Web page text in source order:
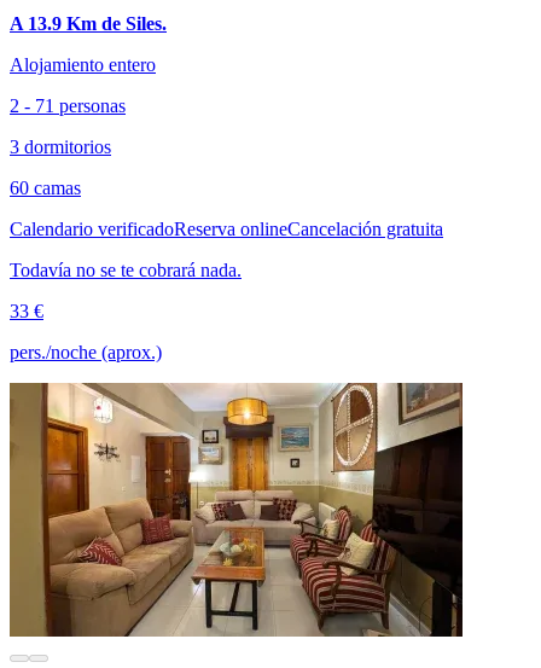
A 13.9 Km de Siles.
Alojamiento entero
2 - 71 personas
3 dormitorios
60 camas
Calendario verificadoReserva onlineCancelación gratuita
Todavía no se te cobrará nada.
33 €
pers./noche (aprox.)